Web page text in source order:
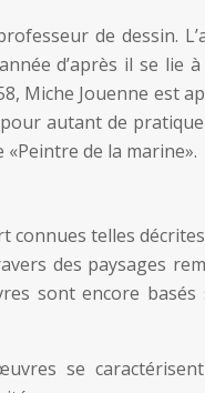
de dessin.
d’après il se lie
Miche Jouenne est
autant de
«Peintre de la marine».
connues telles
des paysages
sont encore
se